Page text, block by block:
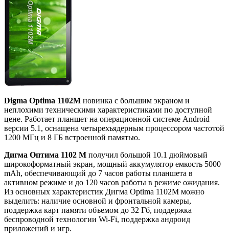
Digma Optima 1102M новинка с большим экраном и
неплохими техническими характеристиками по доступной
цене. Работает планшет на операционной системе Android
версии 5.1, оснащена четырехъядерным процессором частотой
1200 МГц и 8 ГБ встроенной памятью.
Дигма Оптима 1102 М получил большой 10.1 дюймовый
широкоформатный экран, мощный аккумулятор емкость 5000
mAh, обеспечивающий до 7 часов работы планшета в
активном режиме и до 120 часов работы в режиме ожидания.
Из основных характеристик Дигма Optima 1102M можно
выделить: наличие основной и фронтальной камеры,
поддержка карт памяти объемом до 32 Гб, поддержка
беспроводной технологии Wi-Fi, поддержка андроид
приложений и игр.